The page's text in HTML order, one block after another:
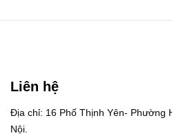
Liên hệ
Địa chỉ: 16 Phố Thịnh Yên- Phường
Nội.